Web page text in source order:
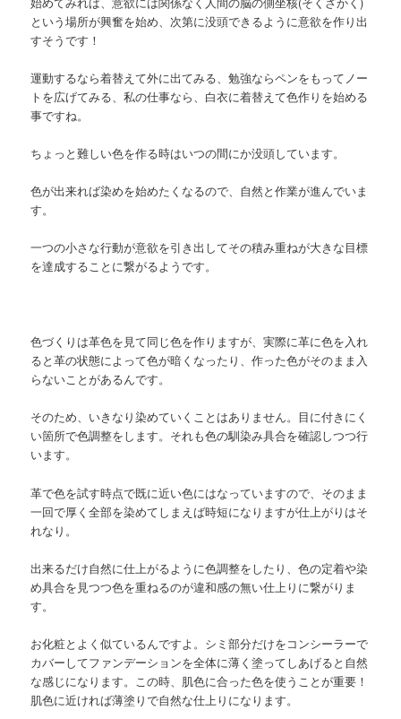
という場所が興奮を始め、次第に没頭できるように意欲を作り出
すそうです！
運動するなら着替えて外に出てみる、勉強ならペンをもってノー
トを広げてみる、私の仕事なら、白衣に着替えて色作りを始める
事ですね。
ちょっと難しい色を作る時はいつの間にか没頭しています。
色が出来れば染めを始めたくなるので、自然と作業が進んでいま
す。
一つの小さな行動が意欲を引き出してその積み重ねが大きな目標
を達成することに繋がるようです。
色づくりは革色を見て同じ色を作りますが、実際に革に色を入れ
ると革の状態によって色が暗くなったり、作った色がそのまま入
らないことがあるんです。
そのため、いきなり染めていくことはありません。目に付きにく
い箇所で色調整をします。それも色の馴染み具合を確認しつつ行
います。
革で色を試す時点で既に近い色にはなっていますので、そのまま
一回で厚く全部を染めてしまえば時短になりますが仕上がりはそ
れなり。
出来るだけ自然に仕上がるように色調整をしたり、色の定着や染
め具合を見つつ色を重ねるのが違和感の無い仕上りに繋がりま
す。
お化粧とよく似ているんですよ。シミ部分だけをコンシーラーで
カバーしてファンデーションを全体に薄く塗ってしあげると自然
な感じになります。この時、肌色に合った色を使うことが重要！
肌色に近ければ薄塗りで自然な仕上りになります。